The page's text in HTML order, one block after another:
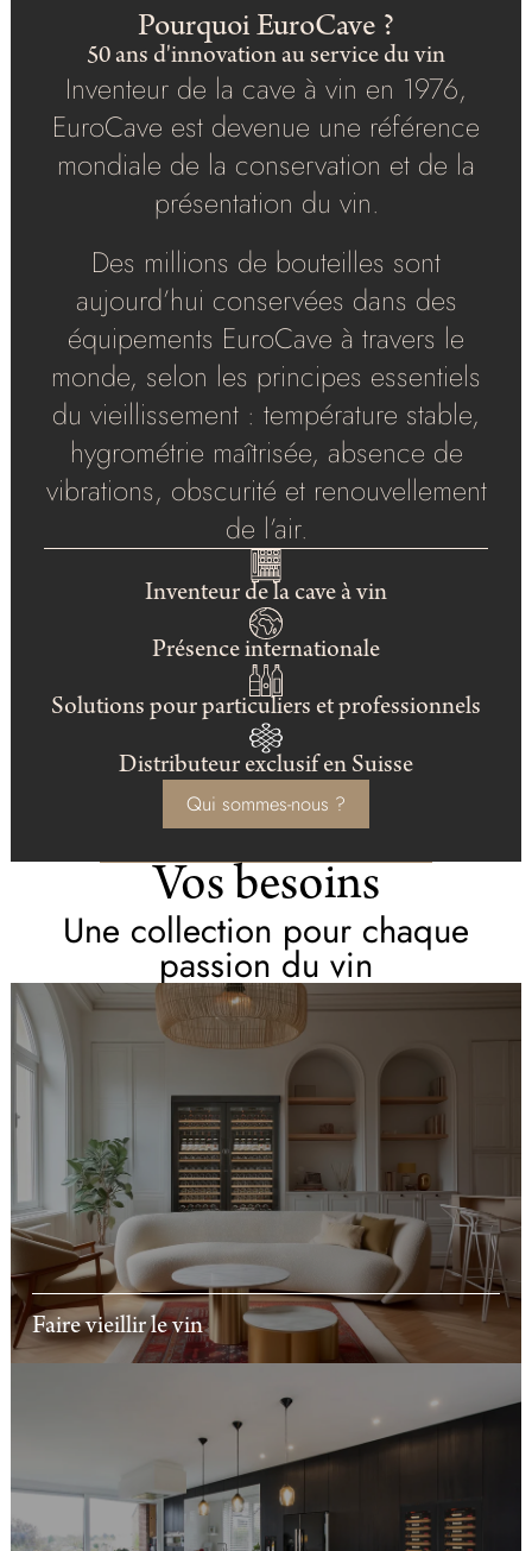
Pourquoi EuroCave ?
50 ans d'innovation au service du vin
Inventeur de la cave à vin en 1976,
EuroCave est devenue une référence
mondiale de la conservation et de la
présentation du vin.
Des millions de bouteilles sont
aujourd’hui conservées dans des
équipements EuroCave à travers le
monde, selon les principes essentiels
du vieillissement : température stable,
hygrométrie maîtrisée, absence de
vibrations, obscurité et renouvellement
de l’air.
Inventeur de la cave à vin
Présence internationale
Solutions pour particuliers et professionnels
Distributeur exclusif en Suisse
Qui sommes-nous ?
Vos besoins
Une collection pour chaque
passion du vin
Faire vieillir le vin